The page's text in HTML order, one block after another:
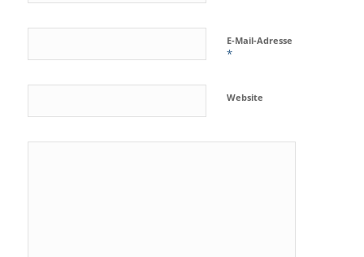
E-Mail-Adresse
*
Website